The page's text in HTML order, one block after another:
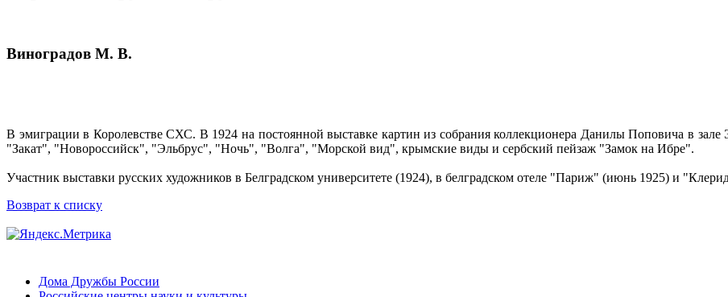
Виноградов М. В.
В эмиграции в Королевстве СХС. В 1924 на постоянной выставке картин из собрания коллекционера Данилы Поповича в
"Закат", "Новороссийск", "Эльбрус", "Ночь", "Волга", "Морской вид", крымские виды и сербский пейзаж "Замок на Ибре".
Участник выставки русских художников в Белградском университете (1924), в белградском отеле "Париж" (июнь 1925) и
Возврат к списку
Дома Дружбы России